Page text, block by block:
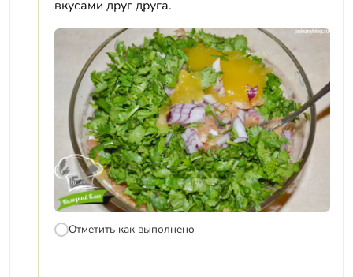
вкусами друг друга.
Отметить как выполнено